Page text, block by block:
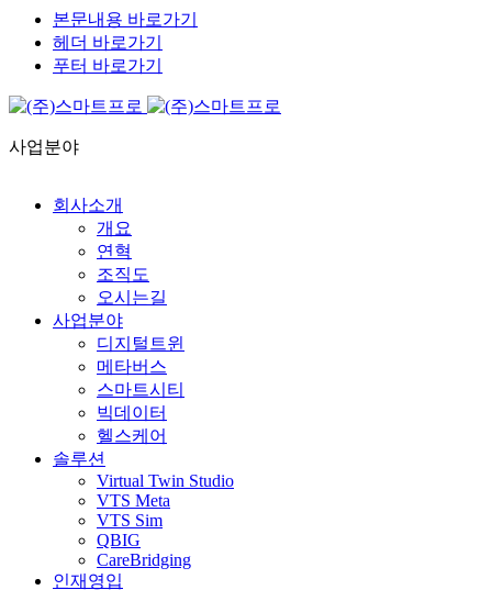
본문내용 바로가기
헤더 바로가기
푸터 바로가기
사업분야
회사소개
개요
연혁
조직도
오시는길
사업분야
디지털트윈
메타버스
스마트시티
빅데이터
헬스케어
솔루션
Virtual Twin Studio
VTS Meta
VTS Sim
QBIG
CareBridging
인재영입